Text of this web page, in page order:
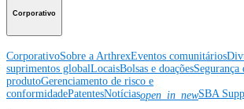
Corporativo
CorporativoSobre a ArthrexEventos comunitários
suprimentos globalLocaisBolsas e doaçõesSegurança
produtoGerenciamento de risco e
conformidadePatentesNotíciasopen_in_newSBA